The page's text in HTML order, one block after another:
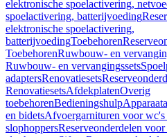
elektronische spoelactivering,
spoelactivering, batterijvoeding
elektronische spoelactivering,
batterijvoedingToebehoren
ToebehorenRuwbouw- en
Ruwbouw- en vervangingssets
adaptersRenovatiesets
RenovatiesetsAfdekplatenOverig
toebehorenBedieningshulp
en bidetsAfvoergarnituren voor wc's
slophoppersReserveonderdelen